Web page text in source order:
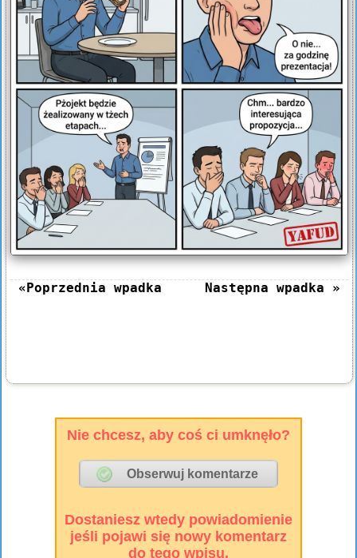
«Poprzednia wpadka Następna wpadka »
Nie chcesz, aby coś ci umknęło?
Dostaniesz wtedy powiadomienie
jeśli pojawi się nowy komentarz
do tego wpisu.